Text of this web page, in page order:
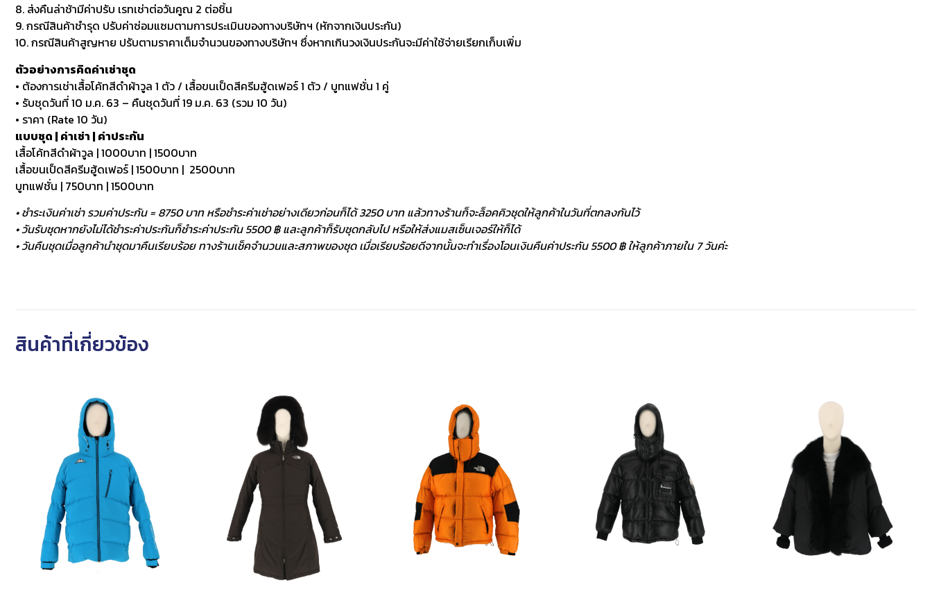
8. ส่งคืนล่าช้ามีค่าปรับ เรทเช่าต่อวันคูณ 2 ต่อชิ้น
9. กรณีสินค้าชำรุด ปรับค่าซ่อมแซมตามการประเมินของทางบริษัทฯ (หักจากเงินประกัน)
10. กรณีสินค้าสูญหาย ปรับตามราคาเต็มจำนวนของทางบริษัทฯ ซึ่งหากเกินวงเงินประกันจะมีค่าใช้จ่ายเรียกเก็บเพิ่ม
ตัวอย่างการคิดค่าเช่าชุด
• ต้องการเช่าเสื้อโค้ทสีดำผ้าวูล 1 ตัว / เสื้อขนเป็ดสีครีมฮู้ดเฟอร์ 1 ตัว / บูทแฟชั่น 1 คู่
• รับชุดวันที่ 10 ม.ค. 63 – คืนชุดวันที่ 19 ม.ค. 63 (รวม 10 วัน)
• ราคา (Rate 10 วัน)
แบบชุด | ค่าเช่า | ค่าประกัน
เสื้อโค้ทสีดำผ้าวูล | 1000บาท | 1500บาท
เสื้อขนเป็ดสีครีมฮู้ดเฟอร์ | 1500บาท | 2500บาท
บูทแฟชั่น | 750บาท | 1500บาท
• ชำระเงินค่าเช่า รวมค่าประกัน = 8750 บาท หรือชำระค่าเช่าอย่างเดียวก่อนก็ได้ 3250 บาท แล้วทางร้านก็จะล็อคคิวชุดให้ลูกค้าในวันที่ตกลงกันไว้
• วันรับชุดหากยังไม่ได้ชำระค่าประกันก็ชำระค่าประกัน 5500 ฿ และลูกค้าก็รับชุดกลับไป หรือให้ส่งแมสเซ็นเจอร์ให้ก็ได้
• วันคืนชุดเมื่อลูกค้านำชุดมาคืนเรียบร้อย ทางร้านเช็คจำนวนและสภาพของชุด เมื่อเรียบร้อยดีจากนั้นจะทำเรื่องโอนเงินคืนค่าประกัน 5500 ฿ ให้ลูกค้าภายใน 7 วันค่ะ
สินค้าที่เกี่ยวข้อง